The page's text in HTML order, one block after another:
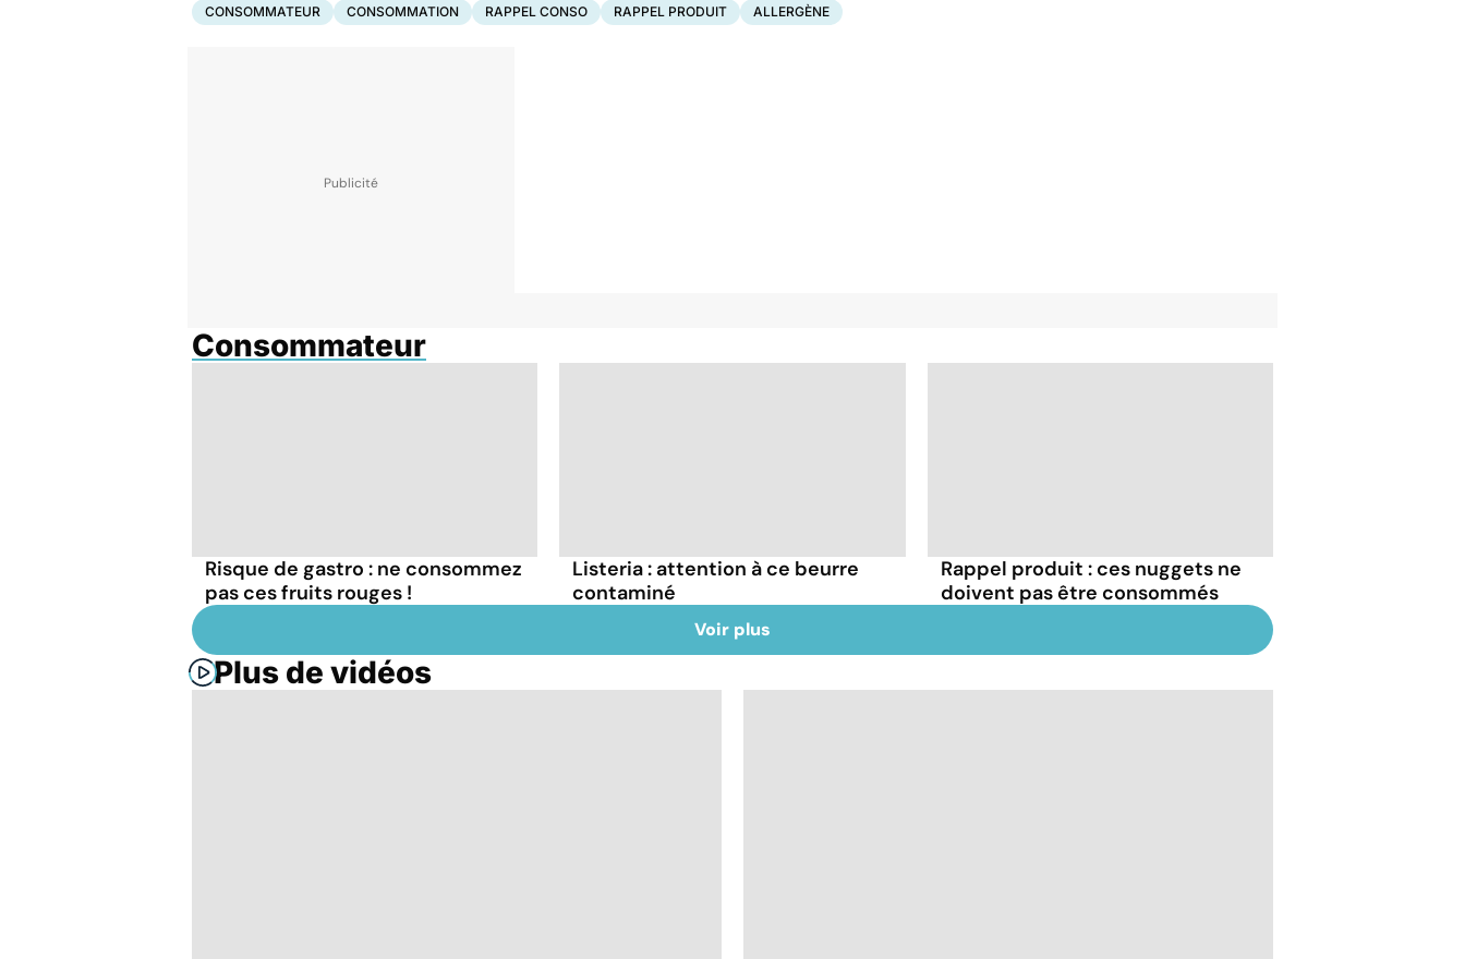
CONSOMMATEUR CONSOMMATION RAPPEL CONSO RAPPEL PRODUIT ALLERGÈNE
Consommateur
Risque de gastro : ne consommez
pas ces fruits rouges !
Listeria : attention à ce beurre
contaminé
Rappel produit : ces nuggets ne
doivent pas être consommés
Voir plus
Plus de vidéos